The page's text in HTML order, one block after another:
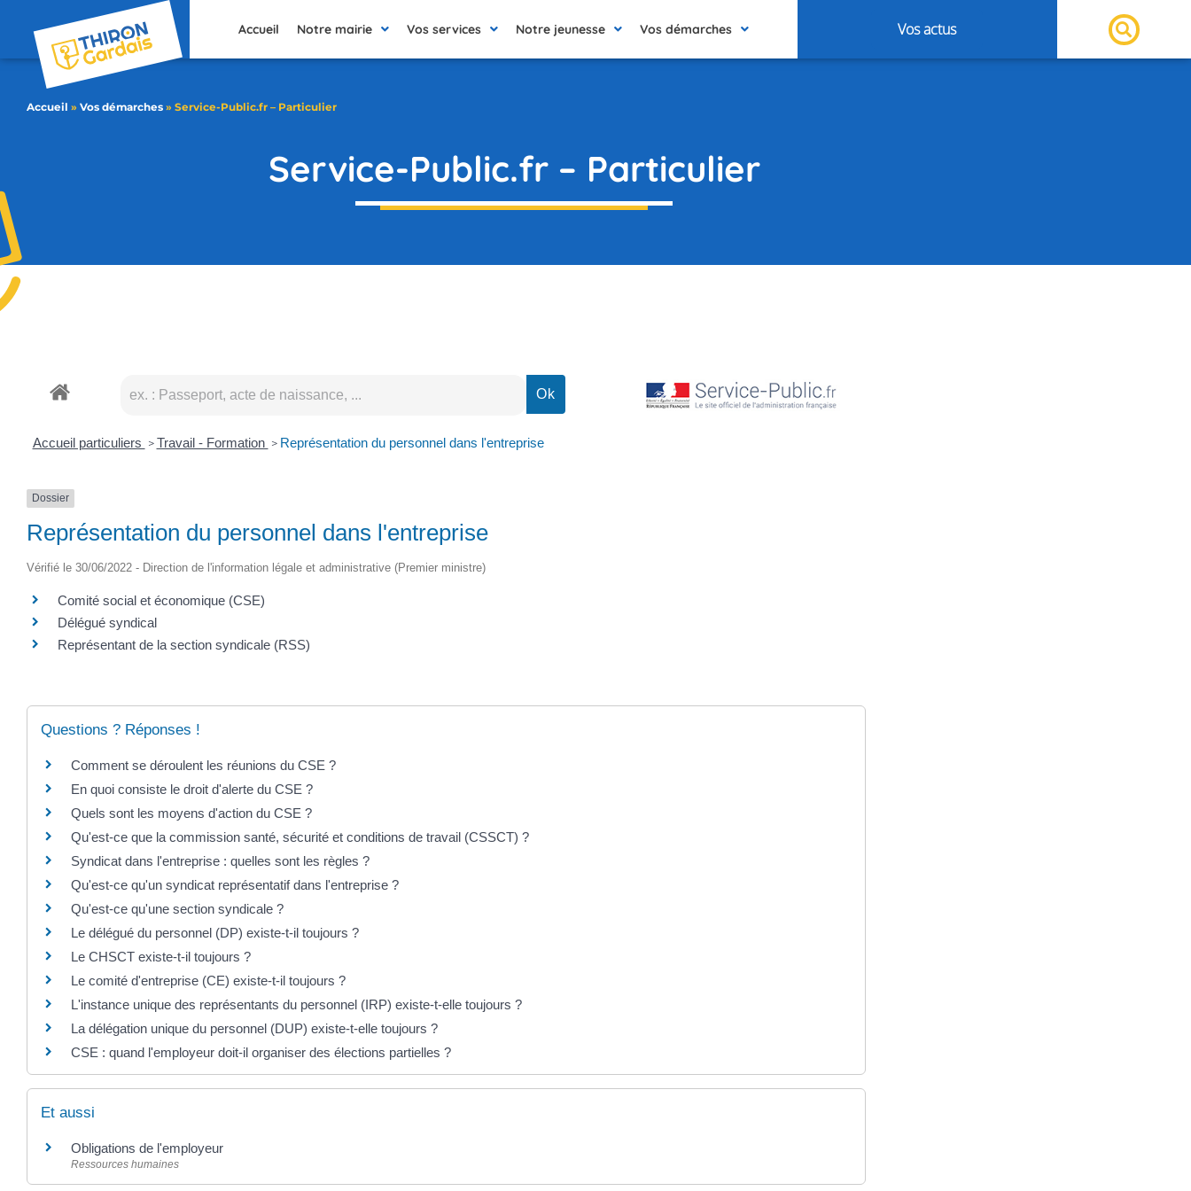
Accueil Notre mairie Vos services Notre jeunesse Vos démarches Vos actus
Accueil » Vos démarches » Service-Public.fr – Particulier
Service-Public.fr – Particulier
Accueil particuliers > Travail - Formation > Représentation du personnel dans l'entreprise
Dossier
Représentation du personnel dans l'entreprise
Vérifié le 30/06/2022 - Direction de l'information légale et administrative (Premier ministre)
Comité social et économique (CSE)
Délégué syndical
Représentant de la section syndicale (RSS)
Questions ? Réponses !
Comment se déroulent les réunions du CSE ?
En quoi consiste le droit d'alerte du CSE ?
Quels sont les moyens d'action du CSE ?
Qu'est-ce que la commission santé, sécurité et conditions de travail (CSSCT) ?
Syndicat dans l'entreprise : quelles sont les règles ?
Qu'est-ce qu'un syndicat représentatif dans l'entreprise ?
Qu'est-ce qu'une section syndicale ?
Le délégué du personnel (DP) existe-t-il toujours ?
Le CHSCT existe-t-il toujours ?
Le comité d'entreprise (CE) existe-t-il toujours ?
L'instance unique des représentants du personnel (IRP) existe-t-elle toujours ?
La délégation unique du personnel (DUP) existe-t-elle toujours ?
CSE : quand l'employeur doit-il organiser des élections partielles ?
Et aussi
Obligations de l'employeur
Ressources humaines